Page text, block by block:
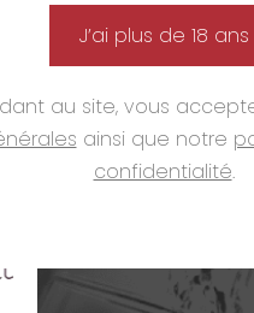
J’ai plus de 18 ans
au site, vous
ainsi que notre
confidentialité.
:
12h00 et 14h00-19h00
:fermé